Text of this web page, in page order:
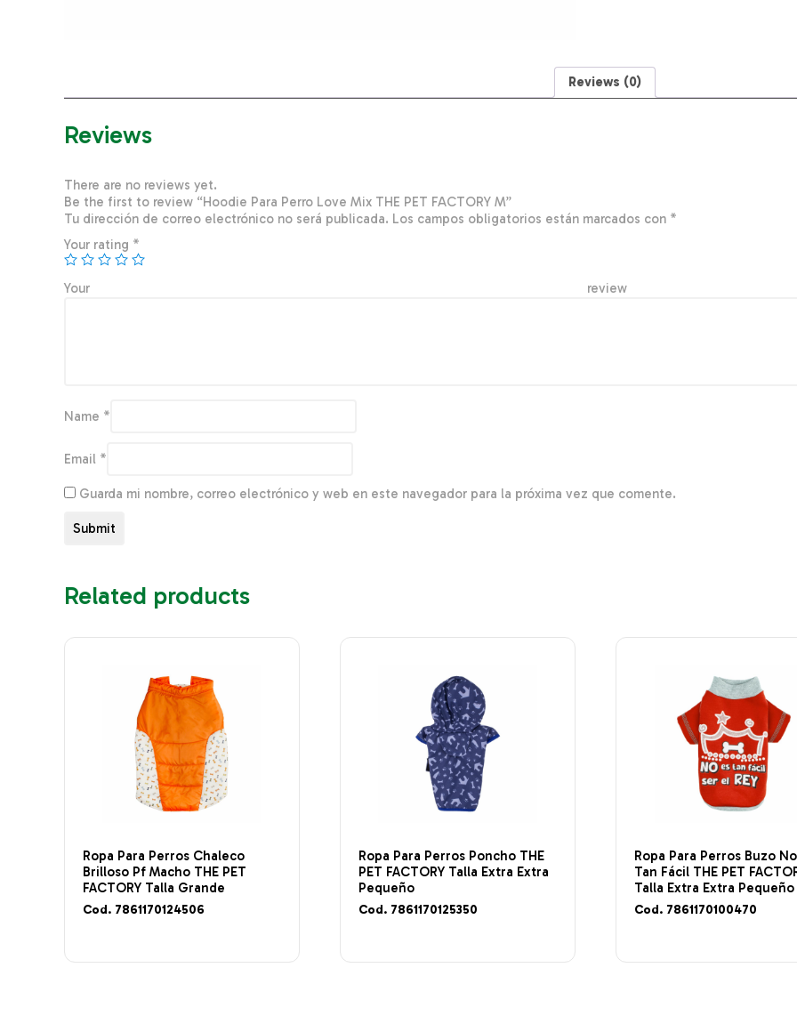
Reviews (0)
Reviews
There are no reviews yet.
Be the first to review “Hoodie Para Perro Love Mix THE PET FACTORY M”
Tu dirección de correo electrónico no será publicada. Los campos obligatorios están marcados con *
Your rating *
Your
Name *
Email *
Guarda mi nombre, correo electrónico y web en este navegador para la próxima vez que comente.
Related products
Ropa Para Perros Chaleco
Brilloso Pf Macho THE PET
FACTORY Talla Grande
Cod. 7861170124506
Ropa Para Perros Poncho THE
PET FACTORY Talla Extra Extra
Pequeño
Cod. 7861170125350
Ropa Para Perros Buzo
Tan Fácil THE PET
Talla Extra Extra Pequeño
Cod. 7861170100470